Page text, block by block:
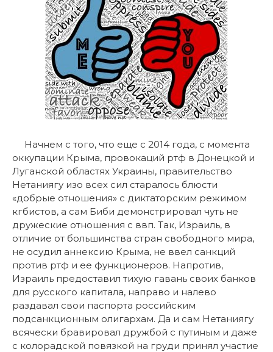
Начнем с того, что еще с 2014 года, с момента
оккупации Крыма, провокаций ртф в Донецкой и
Луганской областях Украины, правительство
Нетаниягу изо всех сил старалось блюсти
«добрые отношения» с диктаторским режимом
кгбистов, а сам Биби демонстрировал чуть не
дружеские отношения с ввп. Так, Израиль, в
отличие от большинства стран свободного мира,
не осудил аннексию Крыма, не ввел санкций
против ртф и ее функционеров. Напротив,
Израиль предоставил тихую гавань своих банков
для русского капитала, направо и налево
раздавал свои паспорта российским
подсанкционным олигархам. Да и сам Нетаниягу
всячески бравировал дружбой с путиным и даже
с колорадской повязкой на груди принял участие